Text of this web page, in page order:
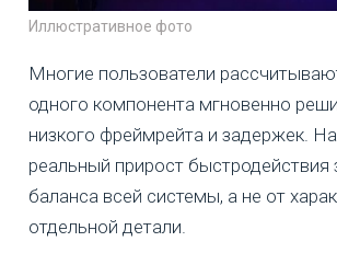
Иллюстративное фото
Многие пользователи
одного компонента мгновенно
низкого фреймрейта и задержек. На
реальный прирост быстродействия
баланса всей системы, а не от
отдельной детали.